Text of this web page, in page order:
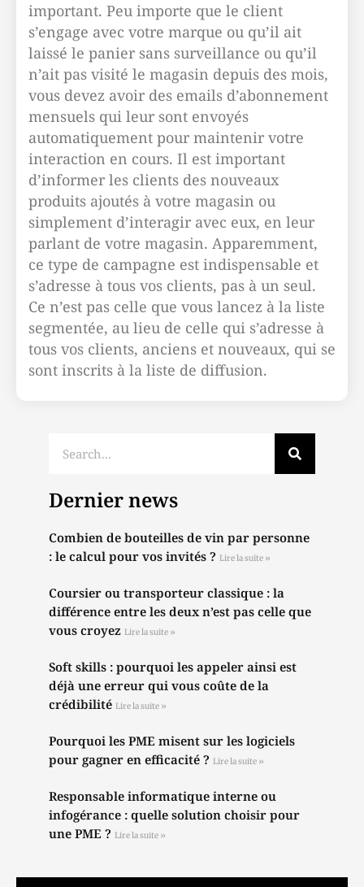
important. Peu importe que le client
s’engage avec votre marque ou qu’il ait
laissé le panier sans surveillance ou qu’il
n’ait pas visité le magasin depuis des mois,
vous devez avoir des emails d’abonnement
mensuels qui leur sont envoyés
automatiquement pour maintenir votre
interaction en cours. Il est important
d’informer les clients des nouveaux
produits ajoutés à votre magasin ou
simplement d’interagir avec eux, en leur
parlant de votre magasin. Apparemment,
ce type de campagne est indispensable et
s’adresse à tous vos clients, pas à un seul.
Ce n’est pas celle que vous lancez à la liste
segmentée, au lieu de celle qui s’adresse à
tous vos clients, anciens et nouveaux, qui se
sont inscrits à la liste de diffusion.
Dernier news
Combien de bouteilles de vin par personne
: le calcul pour vos invités ? Lire la suite »
Coursier ou transporteur classique : la
différence entre les deux n’est pas celle que
vous croyez Lire la suite »
Soft skills : pourquoi les appeler ainsi est
déjà une erreur qui vous coûte de la
crédibilité Lire la suite »
Pourquoi les PME misent sur les logiciels
pour gagner en efficacité ? Lire la suite »
Responsable informatique interne ou
infogérance : quelle solution choisir pour
une PME ? Lire la suite »